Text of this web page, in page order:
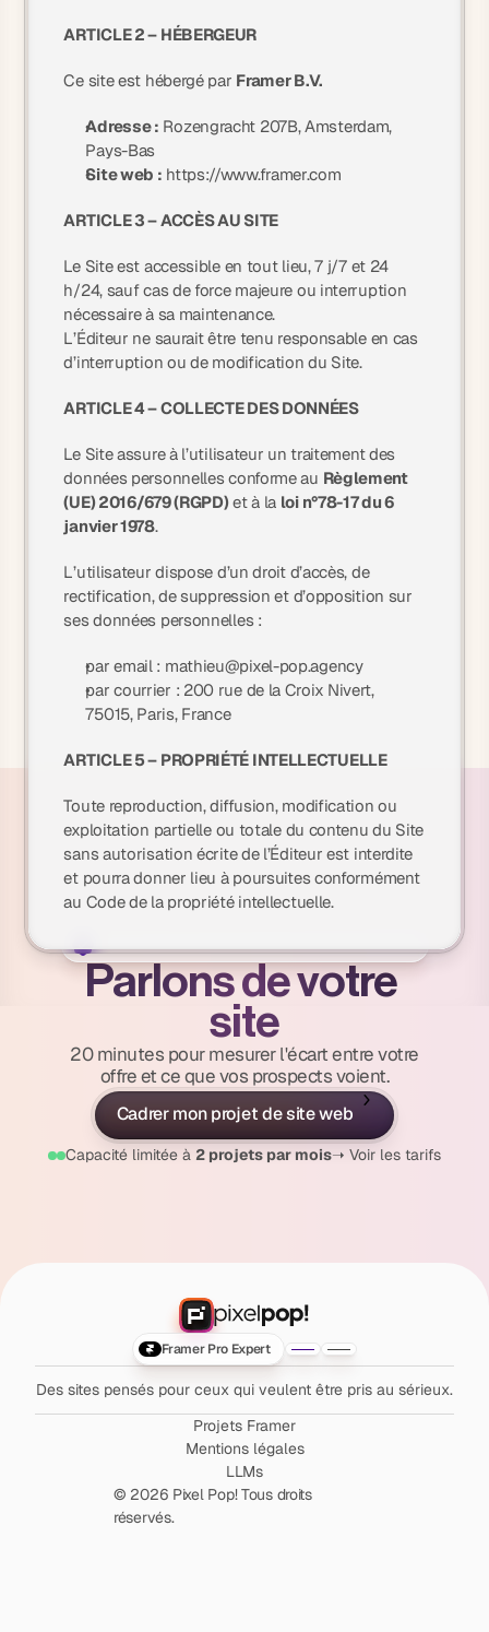
ARTICLE 2 – HÉBERGEUR
Ce site est hébergé par Framer B.V.
Adresse : Rozengracht 207B, Amsterdam,
Pays-Bas
Site web : https://www.framer.com
ARTICLE 3 – ACCÈS AU SITE
Le Site est accessible en tout lieu, 7 j/7 et 24
h/24, sauf cas de force majeure ou interruption
nécessaire à sa maintenance.
L’Éditeur ne saurait être tenu responsable en cas
d’interruption ou de modification du Site.
ARTICLE 4 – COLLECTE DES DONNÉES
Le Site assure à l’utilisateur un traitement des
données personnelles conforme au Règlement
(UE) 2016/679 (RGPD)et à la loi n°78-17 du 6
janvier 1978.
L’utilisateur dispose d’un droit d’accès, de
rectification, de suppression et d’opposition sur
ses données personnelles :
par email : mathieu@pixel-pop.agency
par courrier : 200 rue de la Croix Nivert,
75015, Paris, France
ARTICLE 5 – PROPRIÉTÉ INTELLECTUELLE
Toute reproduction, diffusion, modification ou
exploitation partielle ou totale du contenu du Site
sans autorisation écrite de l’Éditeur est interdite
et pourra donner lieu à poursuites conformément
au Code de la propriété intellectuelle.
Parlons de votre
site
20 minutes pour mesurer l'écart entre votre
offre et ce que vos prospects voient.
Cadrer mon projet de site web
20min • Premier échange
Capacité limitée à 2 projets par mois➝ Voir les tarifs
Framer Pro Expert
Des sites pensés pour ceux qui veulent être pris au sérieux.
Projets Framer
Mentions légales
LLMs
© 2026 Pixel Pop! Tous droits
réservés.